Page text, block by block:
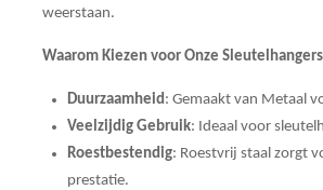
weerstaan.
Waarom Kiezen voor Onze
Duurzaamheid : Gemaakt van Metaal
Veelzijdig Gebruik: Ideaal voor
Roestbestendig: Roestvrij staal zorgt
prestatie.